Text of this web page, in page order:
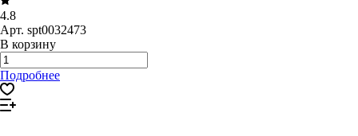
4.8
Арт. spt0032473
В корзину
Подробнее